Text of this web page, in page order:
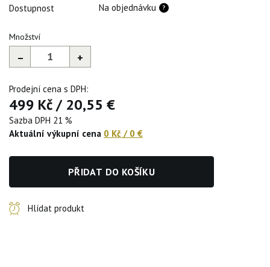
Dostupnost
Na objednávku
Množství
– +
Prodejní cena s DPH:
499 Kč/ 20,55 €
Sazba DPH 21 %
Aktuální výkupní cena 0 Kč / 0 €
PŘIDAT DO KOŠÍKU
Hlídat produkt